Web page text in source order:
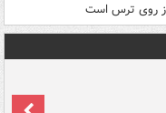
از روی ترس است